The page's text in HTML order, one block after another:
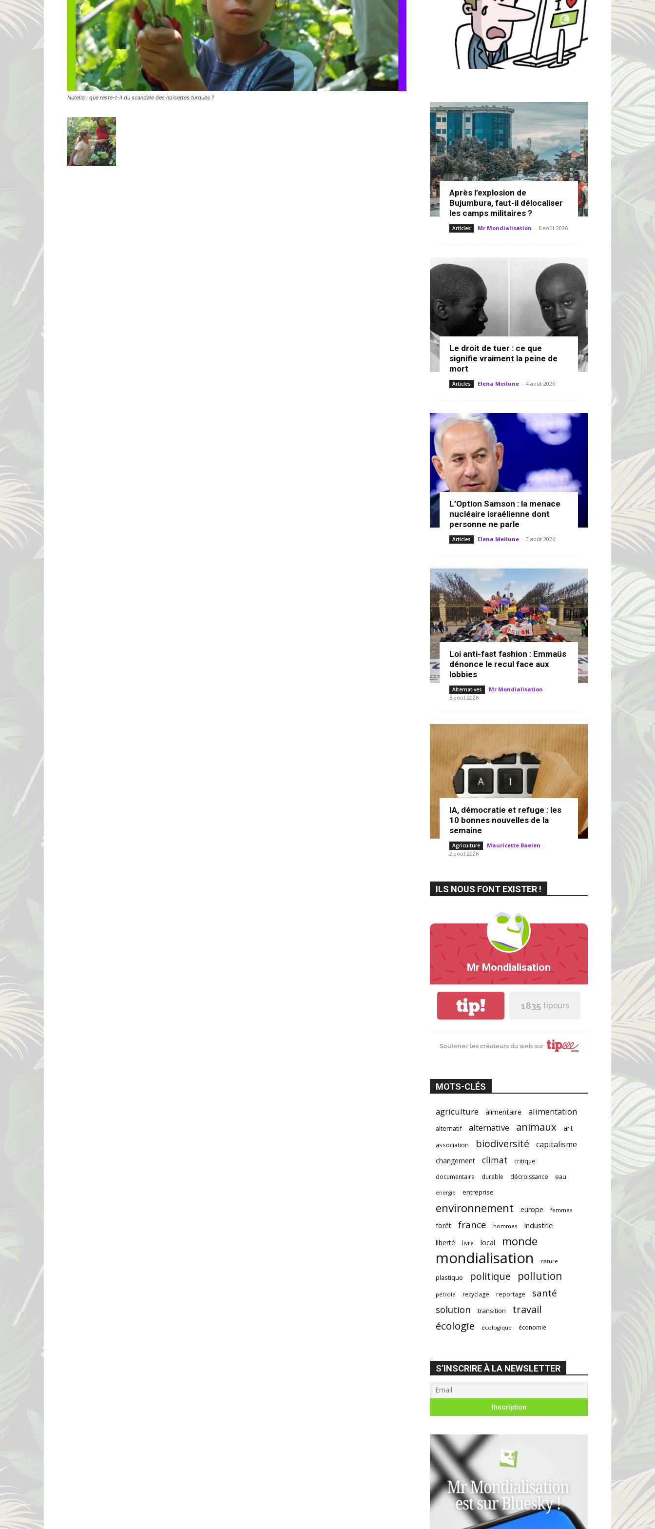
Nutella : que reste-t-il du scandale des noisettes turques ?
Après l’explosion de
Bujumbura, faut-il délocaliser
les camps militaires ?
Articles Mr Mondialisation - 6 août 2026
Le droit de tuer : ce que
signifie vraiment la peine de
mort
Articles Elena Meilune - 4 août 2026
L’Option Samson : la menace
nucléaire israélienne dont
personne ne parle
Articles Elena Meilune - 3 août 2026
Loi anti-fast fashion : Emmaüs
dénonce le recul face aux
lobbies
Alternatives Mr Mondialisation -
5 août 2026
IA, démocratie et refuge : les
10 bonnes nouvelles de la
semaine
Agriculture Mauricette Baelen -
2 août 2026
ILS NOUS FONT EXISTER !
Mr Mondialisation
tip! 1 835 tipeurs
Soutenez les créateurs du web sur
MOTS-CLÉS
agriculture alimentaire alimentation
alternatif alternative animaux art
association biodiversité capitalisme
changement climat
critique
documentaire
durable décroissance eau
energie entreprise
environnement europe femmes
forêt france hommes industrie
liberté livre local monde
mondialisation nature
plastique politique pollution
pétrole recyclage reportage
santé
solution
transition
travail
écologie
écologique économie
S’INSCRIRE À LA NEWSLETTER